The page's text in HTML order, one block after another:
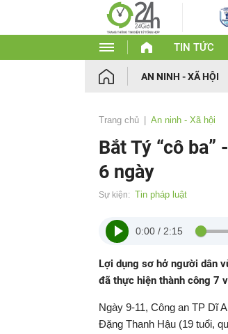
TIN TỨC
AN NINH - XÃ HỘI
Trang chủ An ninh - Xã hội
Bắt Tý “cô
6 ngày
Sự kiện: Tin pháp luật
0:00 / 2:15
Lợi dụng sơ hở người dân
đã thực hiện thành công 7
Ngày 9-11, Công an TP Dĩ
Đặng Thanh Hậu (19 tuổi,